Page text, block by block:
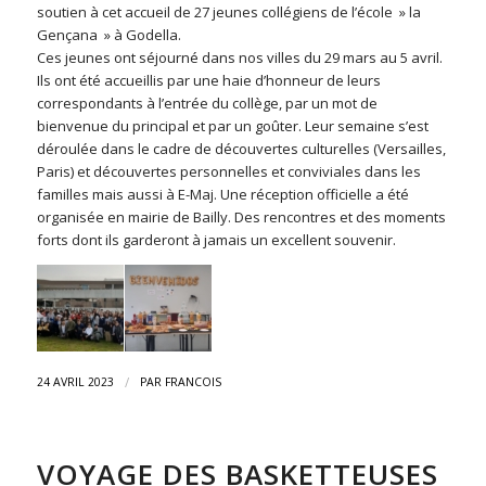
soutien à cet accueil de 27 jeunes collégiens de l’école » la
Gençana » à Godella.
Ces jeunes ont séjourné dans nos villes du 29 mars au 5 avril.
Ils ont été accueillis par une haie d’honneur de leurs
correspondants à l’entrée du collège, par un mot de
bienvenue du principal et par un goûter. Leur semaine s’est
déroulée dans le cadre de découvertes culturelles (Versailles,
Paris) et découvertes personnelles et conviviales dans les
familles mais aussi à E-Maj. Une réception officielle a été
organisée en mairie de Bailly. Des rencontres et des moments
forts dont ils garderont à jamais un excellent souvenir.
24 AVRIL 2023 / PAR FRANCOIS
VOYAGE DES BASKETTEUSES